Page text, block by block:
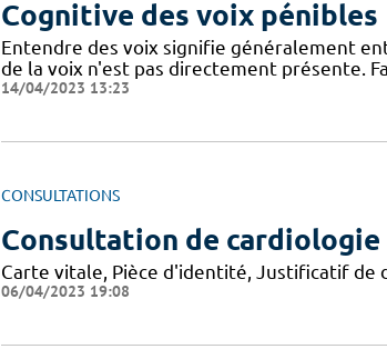
Cognitive des voix pénibles
Entendre des voix signifie généralement
de la voix n'est pas directement présente.
14/04/2023 13:23
CONSULTATIONS
Consultation de
Carte vitale, Pièce d'identité, Justificatif de
06/04/2023 19:08